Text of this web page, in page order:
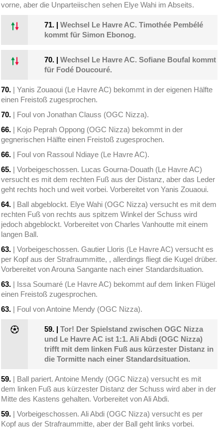
vorne, aber die Unparteiischen sehen Elye Wahi im Abseits.
71. |Wechsel Le Havre AC. Timothée Pembélé
kommt für Simon Ebonog.
70. |Wechsel Le Havre AC. Sofiane Boufal kommt
für Fodé Doucouré.
70. | Yanis Zouaoui (Le Havre AC) bekommt in der eigenen Hälfte
einen Freistoß zugesprochen.
70. | Foul von Jonathan Clauss (OGC Nizza).
66. | Kojo Peprah Oppong (OGC Nizza) bekommt in der
gegnerischen Hälfte einen Freistoß zugesprochen.
66. | Foul von Rassoul Ndiaye (Le Havre AC).
65. | Vorbeigeschossen. Lucas Gourna-Douath (Le Havre AC)
versucht es mit dem rechten Fuß aus der Distanz, aber das Leder
geht rechts hoch und weit vorbei. Vorbereitet von Yanis Zouaoui.
64. | Ball abgeblockt. Elye Wahi (OGC Nizza) versucht es mit dem
rechten Fuß von rechts aus spitzem Winkel der Schuss wird
jedoch abgeblockt. Vorbereitet von Charles Vanhoutte mit einem
langen Ball.
63. | Vorbeigeschossen. Gautier Lloris (Le Havre AC) versucht es
per Kopf aus der Strafraummitte, , allerdings fliegt die Kugel drüber.
Vorbereitet von Arouna Sangante nach einer Standardsituation.
63. | Issa Soumaré (Le Havre AC) bekommt auf dem linken Flügel
einen Freistoß zugesprochen.
63. | Foul von Antoine Mendy (OGC Nizza).
59. |Tor! Der Spielstand zwischen OGC Nizza
und Le Havre AC ist 1:1. Ali Abdi (OGC Nizza)
trifft mit dem linken Fuß aus kürzester Distanz in
die Tormitte nach einer Standardsituation.
59. | Ball pariert. Antoine Mendy (OGC Nizza) versucht es mit
dem linken Fuß aus kürzester Distanz der Schuss wird aber in der
Mitte des Kastens gehalten. Vorbereitet von Ali Abdi.
59. | Vorbeigeschossen. Ali Abdi (OGC Nizza) versucht es per
Kopf aus der Strafraummitte, aber der Ball geht links vorbei.